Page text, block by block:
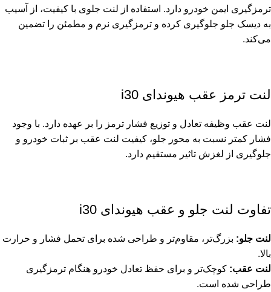
ترمزگیری ایمن خودرو دارد. استفاده از لنت جلوی با کیفیت، از آسیب
به دیسک جلو جلوگیری کرده و ترمزگیری نرم و مطمئن را تضمین
می‌کند.
لنت ترمز عقب هیوندای i30
لنت عقب وظیفه تعادل و توزیع فشار ترمز را بر عهده دارد. با وجود
فشار کمتر نسبت به محور جلو، کیفیت لنت عقب بر ثبات خودرو و
جلوگیری از لغزش تاثیر مستقیم دارد.
تفاوت لنت جلو و عقب هیوندای i30
لنت جلو: بزرگ‌تر، مقاوم‌تر و طراحی شده برای تحمل فشار و حرارت
بالا.
لنت عقب: کوچک‌تر و برای حفظ تعادل خودرو هنگام ترمزگیری
طراحی شده است.